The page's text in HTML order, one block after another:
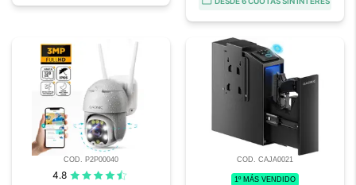
COD. P2P00040
4.8
COD. CAJA0021
1º MÁS VENDIDO